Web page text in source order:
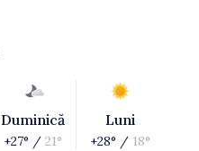
Duminică
+27° / 21°
Luni
+28° / 18°